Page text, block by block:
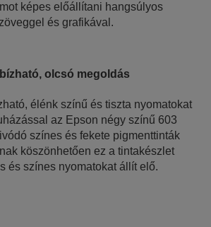
képes előállítani hangsúlyos
és grafikával.
olcsó megoldás
élénk színű és tiszta nyomatokat
az Epson négy színű 603
színes és fekete pigmenttinták
köszönhetően ez a tintakészlet
és színes nyomatokat állít elő.